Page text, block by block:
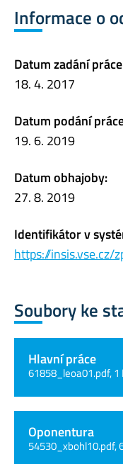
Informace o
Datum zadání
18. 4. 2017
Datum podání
19. 6. 2019
Datum obhajoby:
27. 8. 2019
Identifikátor v
https://
Soubory ke
Hlavní práce
61858_leoa01.pdf, 1
Oponentura
54530_xbohl10.pdf,